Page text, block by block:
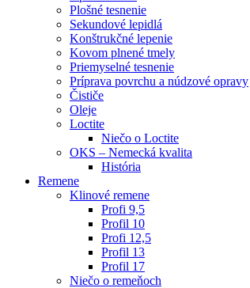
Plošné tesnenie
Sekundové lepidlá
Konštrukčné lepenie
Kovom plnené tmely
Priemyselné tesnenie
Príprava povrchu a núdzové opravy
Čističe
Oleje
Loctite
Niečo o Loctite
OKS – Nemecká kvalita
História
Remene
Klinové remene
Profi 9,5
Profil 10
Profi 12,5
Profil 13
Profil 17
Niečo o remeňoch